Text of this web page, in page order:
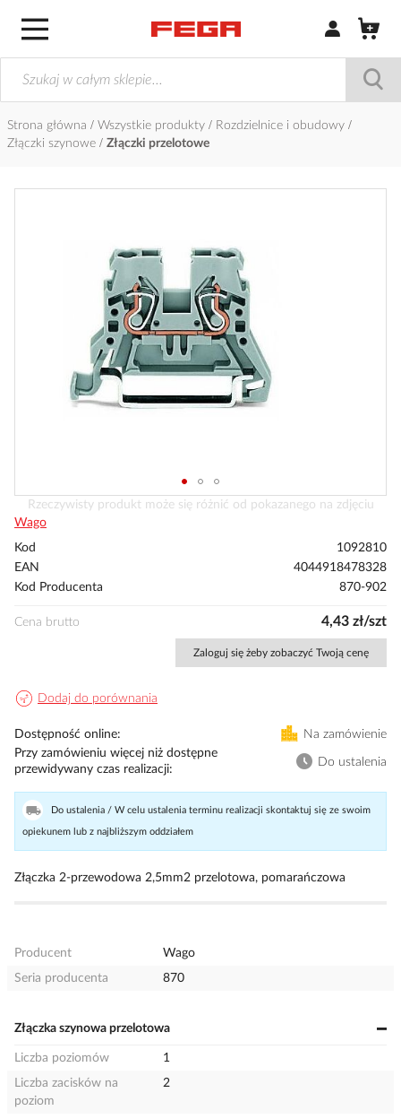
Zaloguj się /
Strona główna Wszystkie produkty
Rozdzielnice i obudowy
Złączki szynowe
Złączki przelotowe
Przejdź
na
początek
Rzeczywisty produkt może się różnić od pokazanego na zdjęciu
Wago
Kod
1092810
EAN
4044918478328
Kod Producenta
870-902
Cena brutto 4,43 zł/szt
Zaloguj się żeby zobaczyć Twoją cenę
Dodaj do porównania
Dostępność online
Na zamówienie
Przy zamówieniu więcej niż dostępne
przewidywany czas realizacji
Do ustalenia
Do ustalenia / W celu ustalenia terminu realizacji skontaktuj się ze swoim
opiekunem lub z najbliższym oddziałem
Złączka 2-przewodowa 2,5mm2 przelotowa, pomarańczowa
Producent
Wago
Seria producenta
870
Złączka szynowa przelotowa
Liczba poziomów
1
Liczba zacisków na
poziom
2